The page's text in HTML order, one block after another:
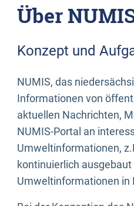
Über
Konzept und
NUMIS, das
Informationen von
aktuellen Nachrichten,
NUMIS-Portal an
Umweltinformationen,
kontinuierlich
Umweltinformationen in